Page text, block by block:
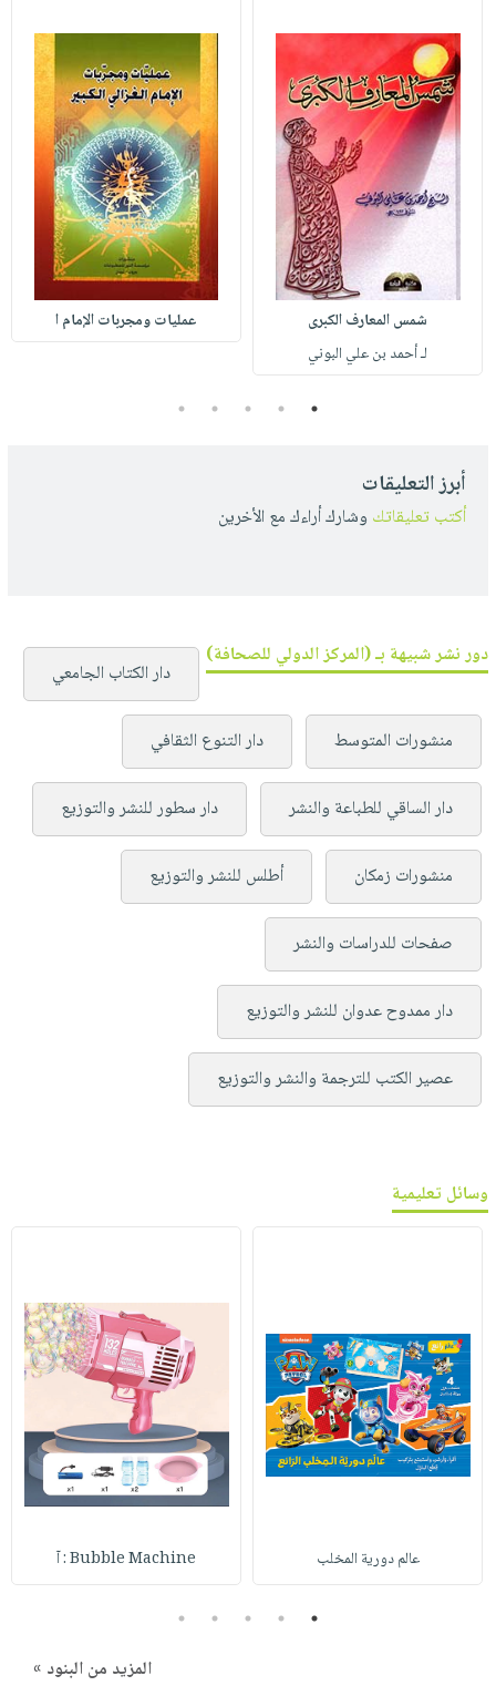
شمس المعارف الكبرى
لـ أحمد بن علي البوني
عمليات ومجربات الإمام ا
1
2
3
4
5
أبرز التعليقات
أكتب تعليقاتك وشارك أراءك مع الأخرين
دور نشر شبيهة بـ (المركز الدولي للصحافة)
دار الكتاب الجامعي
منشورات المتوسط دار التنوع الثقافي
دار الساقي للطباعة والنشر دار سطور للنشر والتوزيع
منشورات زمكان أطلس للنشر والتوزيع
صفحات للدراسات والنشر
دار ممدوح عدوان للنشر والتوزيع
عصير الكتب للترجمة والنشر والتوزيع
وسائل تعليمية
عالم دورية المخلب Bubble Machine : آ
1
2
3
4
5
المزيد من البنود »